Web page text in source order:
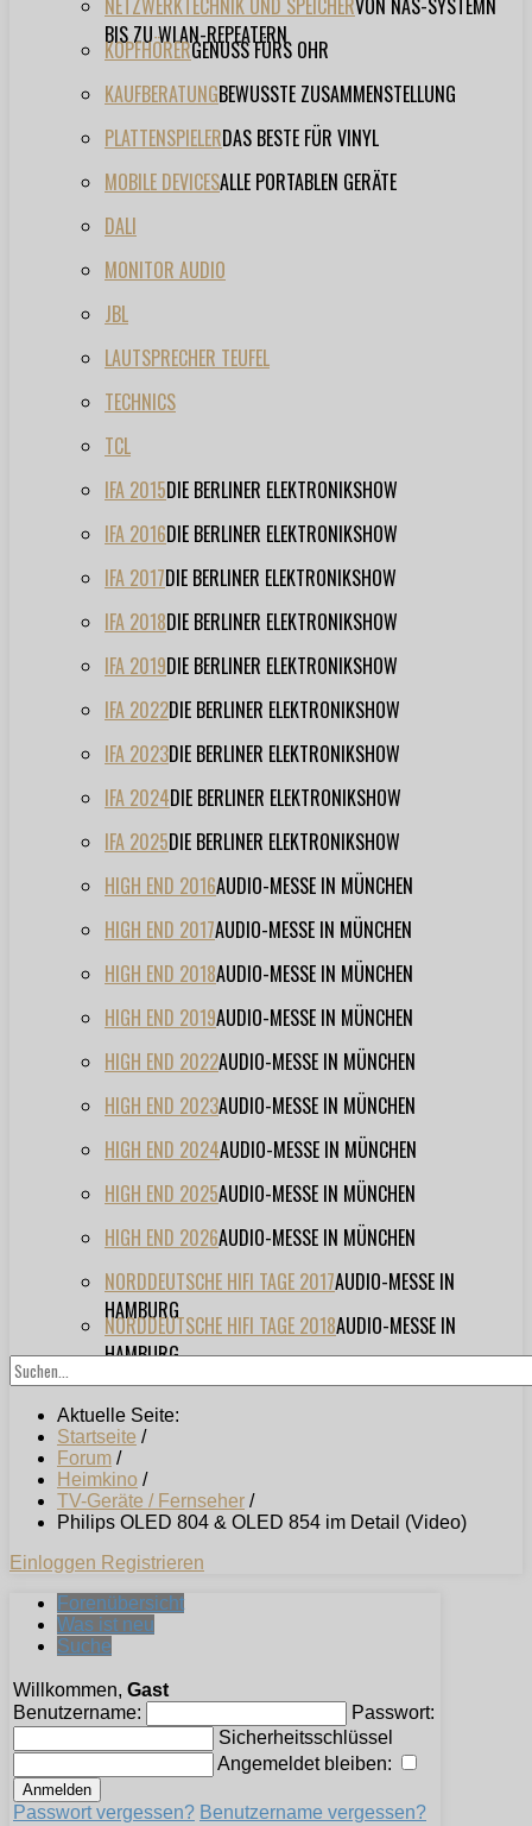
NETZWERKTECHNIK UND SPEICHERVON NAS-SYSTEMN
BIS ZU WLAN-REPEATERN
KOPFHÖRERGENUSS FÜRS OHR
KAUFBERATUNGBEWUSSTE ZUSAMMENSTELLUNG
PLATTENSPIELERDAS BESTE FÜR VINYL
MOBILE DEVICESALLE PORTABLEN GERÄTE
DALI
MONITOR AUDIO
JBL
LAUTSPRECHER TEUFEL
TECHNICS
TCL
IFA 2015DIE BERLINER ELEKTRONIKSHOW
IFA 2016DIE BERLINER ELEKTRONIKSHOW
IFA 2017DIE BERLINER ELEKTRONIKSHOW
IFA 2018DIE BERLINER ELEKTRONIKSHOW
IFA 2019DIE BERLINER ELEKTRONIKSHOW
IFA 2022DIE BERLINER ELEKTRONIKSHOW
IFA 2023DIE BERLINER ELEKTRONIKSHOW
IFA 2024DIE BERLINER ELEKTRONIKSHOW
IFA 2025DIE BERLINER ELEKTRONIKSHOW
HIGH END 2016AUDIO-MESSE IN MÜNCHEN
HIGH END 2017AUDIO-MESSE IN MÜNCHEN
HIGH END 2018AUDIO-MESSE IN MÜNCHEN
HIGH END 2019AUDIO-MESSE IN MÜNCHEN
HIGH END 2022AUDIO-MESSE IN MÜNCHEN
HIGH END 2023AUDIO-MESSE IN MÜNCHEN
HIGH END 2024AUDIO-MESSE IN MÜNCHEN
HIGH END 2025AUDIO-MESSE IN MÜNCHEN
HIGH END 2026AUDIO-MESSE IN MÜNCHEN
NORDDEUTSCHE HIFI TAGE 2017AUDIO-MESSE IN
HAMBURG
NORDDEUTSCHE HIFI TAGE 2018AUDIO-MESSE IN
HAMBURG
Aktuelle Seite:
Startseite /
Forum /
Heimkino /
TV-Geräte / Fernseher /
Philips OLED 804 & OLED 854 im Detail (Video)
Einloggen Registrieren
Forenübersicht
Was ist neu
Suche
Willkommen, Gast
Benutzername:
Passwort:
Sicherheitsschlüssel
Angemeldet bleiben:
Passwort vergessen? Benutzername vergessen?